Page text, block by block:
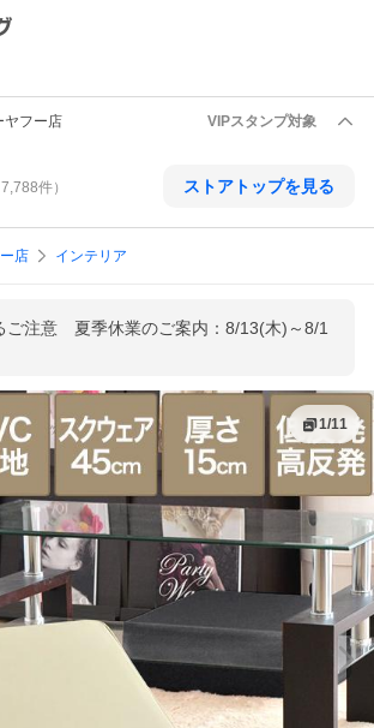
ヤフー店 VIPスタンプ対象
7,788件） ストアトップを見る
店 インテリア
ご注意 夏季休業のご案内：8/13(木)～8/1
1/11